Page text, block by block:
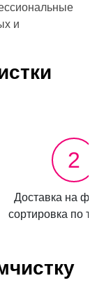
и
2
Доставка на
сортировка по